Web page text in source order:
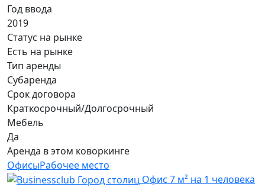
Год ввода
2019
Статус на рынке
Есть на рынке
Тип аренды
Субаренда
Срок договора
Краткосрочный/Долгосрочный
Мебель
Да
Аренда в этом коворкинге
ОфисыРабочее место
Офис 7 м² на 1 человека